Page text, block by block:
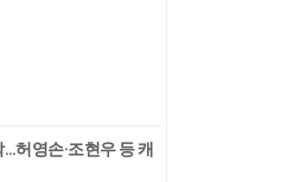
…허영손·조현우 등 캐